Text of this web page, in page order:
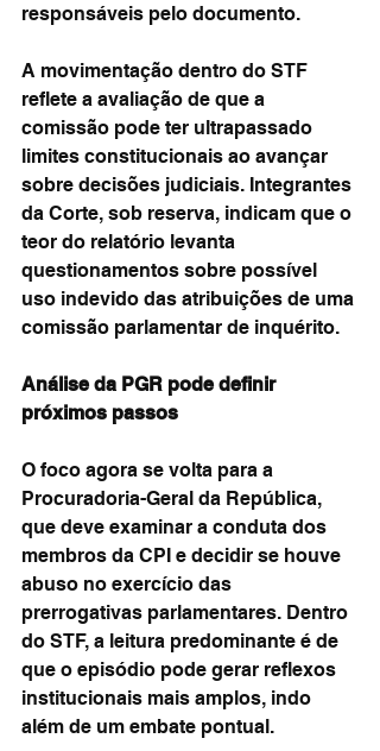
responsáveis pelo documento.
A movimentação dentro do STF
reflete a avaliação de que a
comissão pode ter ultrapassado
limites constitucionais ao avançar
sobre decisões judiciais. Integrantes
da Corte, sob reserva, indicam que o
teor do relatório levanta
questionamentos sobre possível
uso indevido das atribuições de uma
comissão parlamentar de inquérito.
Análise da PGR pode definir
próximos passos
O foco agora se volta para a
Procuradoria-Geral da República,
que deve examinar a conduta dos
membros da CPI e decidir se houve
abuso no exercício das
prerrogativas parlamentares. Dentro
do STF, a leitura predominante é de
que o episódio pode gerar reflexos
institucionais mais amplos, indo
além de um embate pontual.